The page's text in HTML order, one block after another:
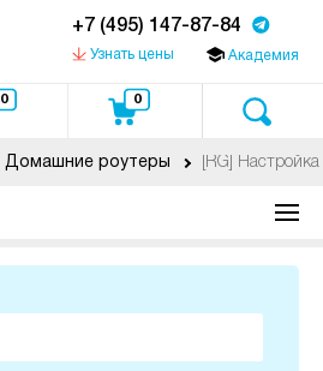
+7 (495) 147-87-84
Узнать цены Академия
0 0
Домашние роутеры [RG]